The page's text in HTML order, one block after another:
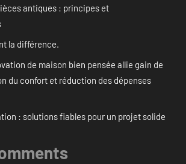
antiques : principes et
la différence.
de maison bien pensée allie gain de
du confort et réduction des dépenses
: solutions fiables pour un projet solide